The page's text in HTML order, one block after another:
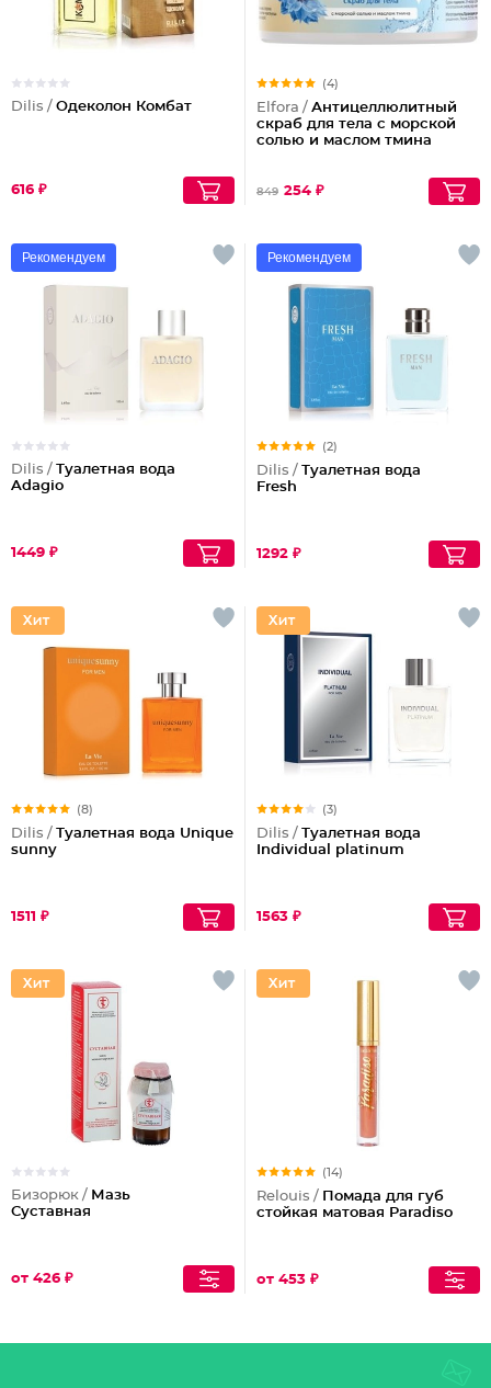
Dilis / Одеколон Комбат
616 ₽
(4)
Elfora / Антицеллюлитный
скраб для тела с морской
солью и маслом тмина
849 254 ₽
Рекомендуем
Dilis / Туалетная вода
Adagio
1449 ₽
Рекомендуем
(2)
Dilis / Туалетная вода
Fresh
1292 ₽
(8)
Dilis / Туалетная вода Unique
sunny
1511 ₽
(3)
Dilis / Туалетная вода
Individual platinum
1563 ₽
Бизорюк / Мазь
Суставная
от 426 ₽
(14)
Relouis / Помада для губ
стойкая матовая Paradiso
от 453 ₽